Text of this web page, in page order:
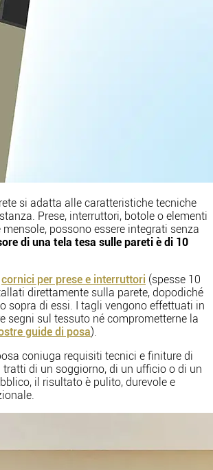
si adatta alle caratteristiche tecniche
Prese, interruttori, botole o elementi
possono essere integrati senza
di una tela tesa sulle pareti è di 10
cornici per prese e interruttori (spesse 10
direttamente sulla parete, dopodiché
sopra di essi. I tagli vengono effettuati in
segni sul tessuto né comprometterne la
guide di posa).
coniuga requisiti tecnici e finiture di
di un soggiorno, di un ufficio o di un
il risultato è pulito, durevole e